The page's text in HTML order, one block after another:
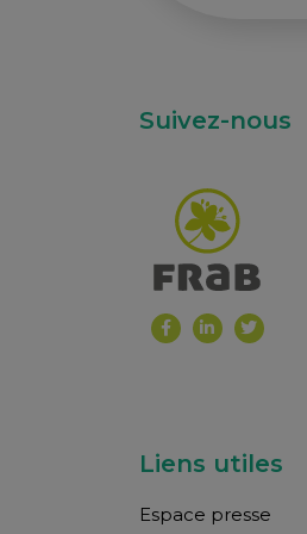
Suivez-nous
Liens utiles
Espace presse